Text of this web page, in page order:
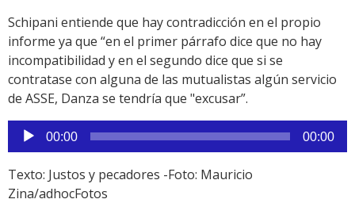
Schipani entiende que hay contradicción en el propio
informe ya que “en el primer párrafo dice que no hay
incompatibilidad y en el segundo dice que si se
contratase con alguna de las mutualistas algún servicio
de ASSE, Danza se tendría que "excusar”.
Reproductor
de
audio
00:00 00:00
Texto: Justos y pecadores -Foto: Mauricio
Zina/adhocFotos